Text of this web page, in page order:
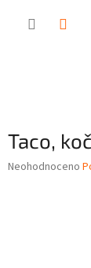
Taco,
Průměrné
Neohodnoceno